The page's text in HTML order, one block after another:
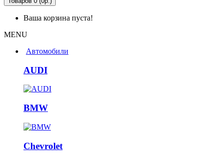
Ваша корзина пуста!
MENU
Автомобили
AUDI
BMW
Chevrolet